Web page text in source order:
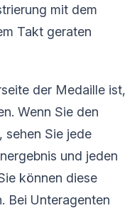
mit dem
Takt geraten
der Medaille ist,
Wenn Sie den
sehen Sie jede
und jeden
können diese
Bei Unteragenten